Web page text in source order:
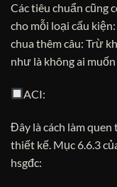
Các tiêu chuẩn cũng
cho mỗi loại cấu kiện:
chua thêm câu: Trừ
như là không ai
ACI:
Đây là cách làm quen
thiết kế. Mục 6.6.3
hsgđc: